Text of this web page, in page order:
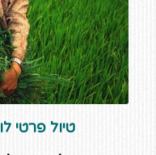
טיול פרטי